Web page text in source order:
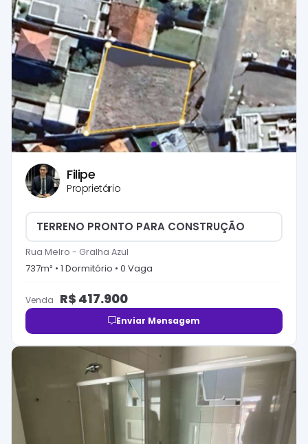
Filipe
Proprietário
TERRENO PRONTO PARA CONSTRUÇÃO
Rua Melro - Gralha Azul
737m² • 1 Dormitório • 0 Vaga
Venda R$ 417.900
Enviar Mensagem